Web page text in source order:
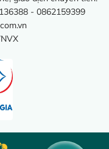
- 0862159399